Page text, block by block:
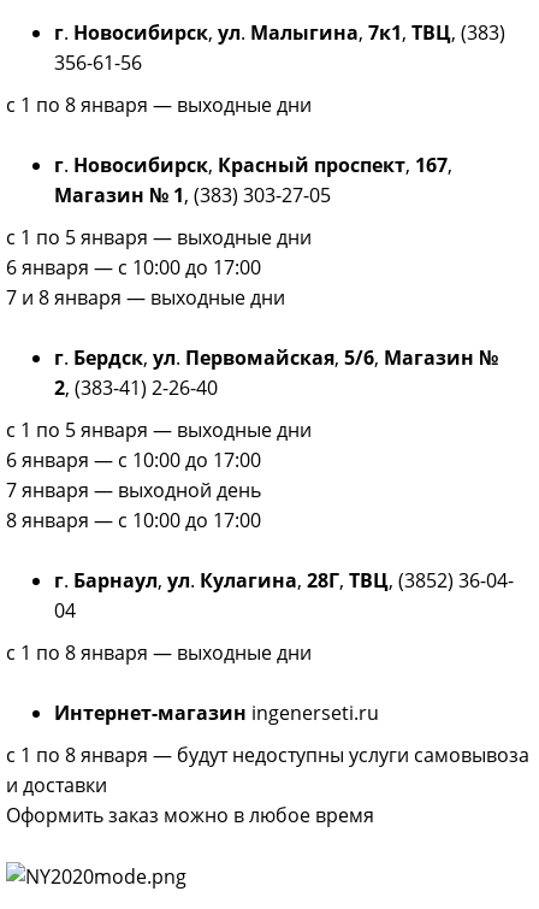
г. Новосибирск, ул. Малыгина, 7к1, ТВЦ, (383)
356-61-56
с 1 по 8 января — выходные дни
г. Новосибирск, Красный проспект, 167,
Магазин № 1, (383) 303-27-05
с 1 по 5 января — выходные дни
6 января — с 10:00 до 17:00
7 и 8 января — выходные дни
г. Бердск, ул. Первомайская, 5/6, Магазин №
2, (383-41) 2-26-40
с 1 по 5 января — выходные дни
6 января — с 10:00 до 17:00
7 января — выходной день
8 января — с 10:00 до 17:00
г. Барнаул, ул. Кулагина, 28Г, ТВЦ, (3852) 36-04-
04
с 1 по 8 января — выходные дни
Интернет-магазин ingenerseti.ru
с 1 по 8 января — будут недоступны услуги самовывоза
и доставки
Оформить заказ можно в любое время